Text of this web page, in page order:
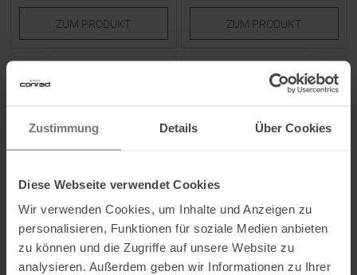
Zustimmung Details Über Cookies
Diese Webseite verwendet Cookies
Wir verwenden Cookies, um Inhalte und Anzeigen zu
personalisieren, Funktionen für soziale Medien anbieten
zu können und die Zugriffe auf unsere Website zu
analysieren. Außerdem geben wir Informationen zu Ihrer
ZUM PRODUKT ZUM PRODUKT
Bluewash / Nightlife / Yucca
Damen
35 %
BROOKS
Gray / Blackened Pearl Herren